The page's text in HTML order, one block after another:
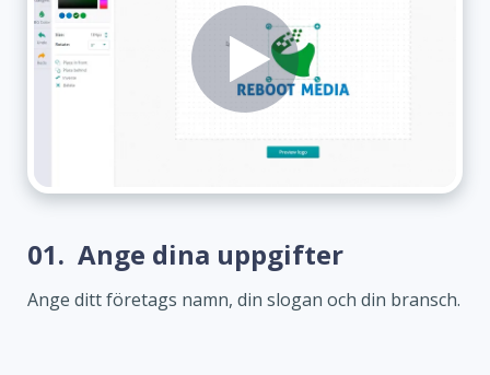
01. Ange dina uppgifter
Ange ditt företags namn, din slogan och din bransch.